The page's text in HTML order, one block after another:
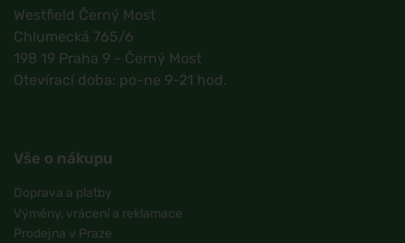
Westfield Černý Most
Chlumecká 765/6
198 19 Praha 9 - Černý Most
Otevírací doba: po-ne 9-21 hod.
Vše o nákupu
Doprava a platby
Výměny, vrácení a reklamace
Prodejna v Praze